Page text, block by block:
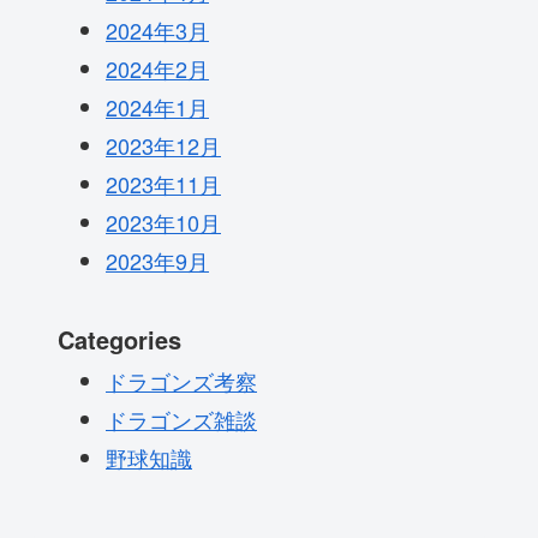
2024年3月
2024年2月
2024年1月
2023年12月
2023年11月
2023年10月
2023年9月
Categories
ドラゴンズ考察
ドラゴンズ雑談
野球知識